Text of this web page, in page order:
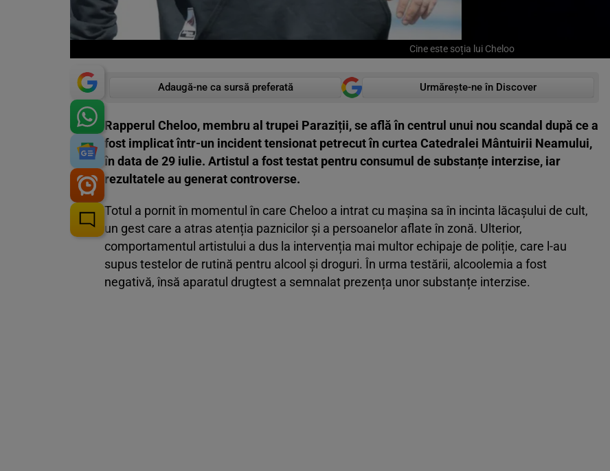
Cine este soția lui Cheloo
Adaugă-ne ca sursă preferată Urmărește-ne în Discover
Rapperul Cheloo, membru al trupei Paraziții, se află în centrul unui nou scandal după ce a
fost implicat într-un incident tensionat petrecut în curtea Catedralei Mântuirii Neamului,
în data de 29 iulie. Artistul a fost testat pentru consumul de substanțe interzise, iar
rezultatele au generat controverse.
Totul a pornit în momentul în care Cheloo a intrat cu mașina sa în incinta lăcașului de cult,
un gest care a atras atenția paznicilor și a persoanelor aflate în zonă. Ulterior,
comportamentul artistului a dus la intervenția mai multor echipaje de poliție, care l-au
supus testelor de rutină pentru alcool și droguri. În urma testării, alcoolemia a fost
negativă, însă aparatul drugtest a semnalat prezența unor substanțe interzise.